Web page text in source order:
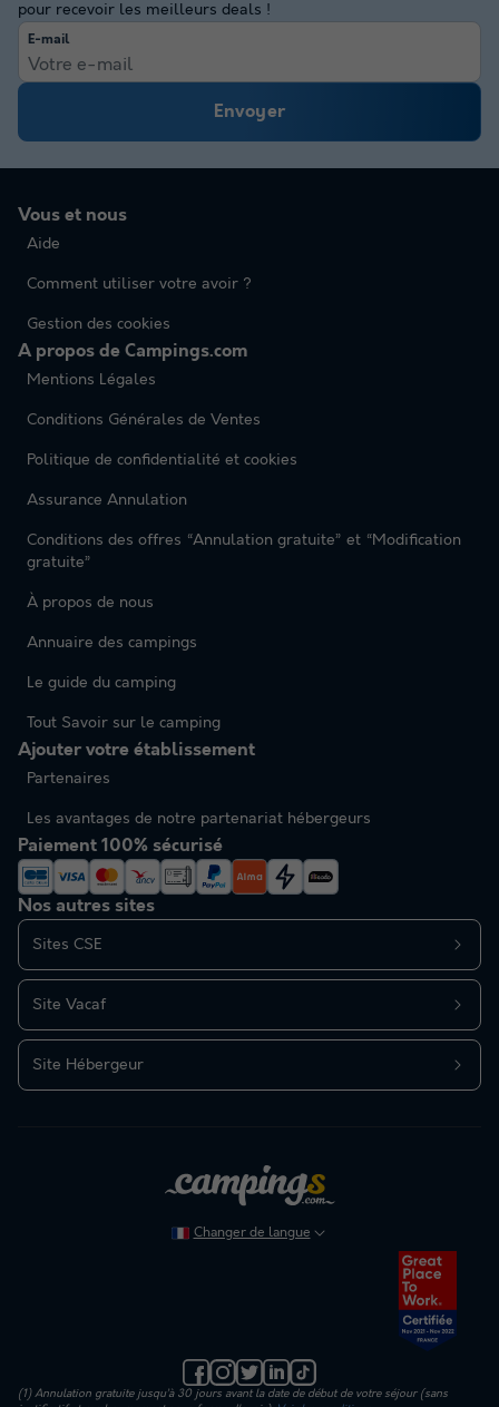
pour recevoir les meilleurs deals !
E-mail
Envoyer
Nos autres sites
Sites CSE
Site Vacaf
Site Hébergeur
Vous et nous
Aide
Comment utiliser votre avoir ?
Gestion des cookies
A propos de Campings.com
Mentions Légales
Conditions Générales de Ventes
Politique de confidentialité et cookies
Assurance Annulation
Conditions des offres “Annulation gratuite” et “Modification
gratuite”
À propos de nous
Annuaire des campings
Le guide du camping
Tout Savoir sur le camping
Ajouter votre établissement
Partenaires
Les avantages de notre partenariat hébergeurs
Paiement 100% sécurisé
Changer de langue
(1) Annulation gratuite jusqu’à 30 jours avant la date de début de votre séjour (sans